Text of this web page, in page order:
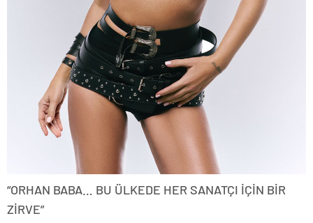
“ORHAN BABA… BU ÜLKEDE HER SANATÇI İÇİN BİR
ZİRVE”